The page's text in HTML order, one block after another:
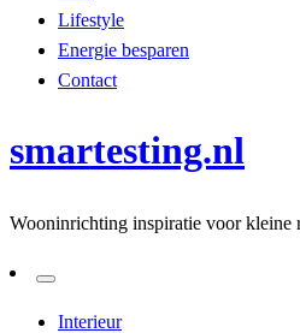
Lifestyle
Energie besparen
Contact
smartesting.nl
Wooninrichting inspiratie voor kleine
Interieur